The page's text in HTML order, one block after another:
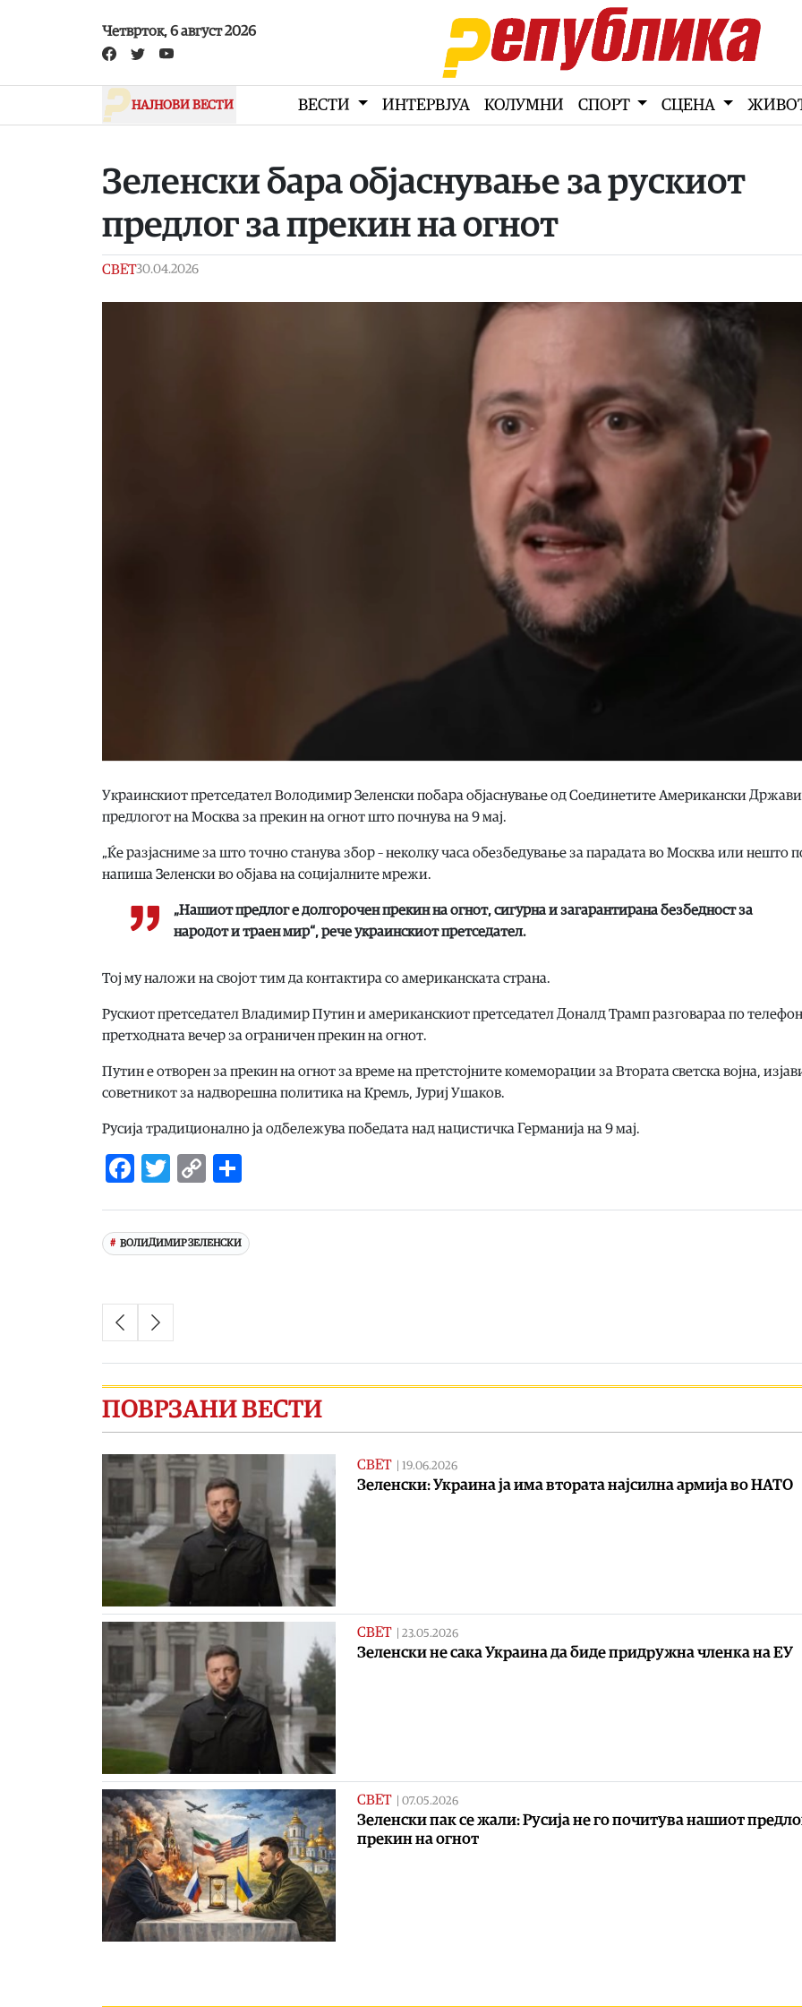
Четврток, 6 август 2026
НАЈНОВИ ВЕСТИ ВЕСТИ ИНТЕРВЈУА КОЛУМНИ СПОРТ СЦЕНА
Зеленски бара објаснување за рускиот
предлог за прекин на огнот
СВЕТ30.04.2026
Украинскиот претседател Володимир Зеленски побара објаснување од Соединетите Американски
предлогот на Москва за прекин на огнот што почнува на 9 мај.
„Ќе разјасниме за што точно станува збор – неколку часа обезбедување за парадата во Москва или нешто
напиша Зеленски во објава на социјалните мрежи.
„Нашиот предлог е долгорочен прекин на огнот, сигурна и загарантирана безбедност за
народот и траен мир“, рече украинскиот претседател.
Тој му наложи на својот тим да контактира со американската страна.
Рускиот претседател Владимир Путин и американскиот претседател Доналд Трамп разговараа по телефон
претходната вечер за ограничен прекин на огнот.
Путин е отворен за прекин на огнот за време на претстојните комеморации за Втората светска војна,
советникот за надворешна политика на Кремљ, Јуриј Ушаков.
Русија традиционално ја одбележува победата над нацистичка Германија на 9 мај.
Facebook
Twitter
Copy
ВОЛИДИМИР ЗЕЛЕНСКИ
ПОВРЗАНИ ВЕСТИ
СВЕТ | 19.06.2026
Зеленски: Украина ја има втората најсилна армија во НАТО
СВЕТ | 23.05.2026
Зеленски не сака Украина да биде придружна членка на ЕУ
СВЕТ | 07.05.2026
Зеленски пак се жали: Русија не го почитува нашиот
прекин на огнот